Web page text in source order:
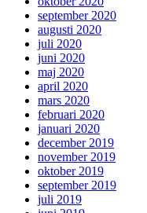
september 2020
augusti 2020
juli 2020
juni 2020
maj 2020
april 2020
mars 2020
februari 2020
januari 2020
december 2019
november 2019
oktober 2019
september 2019
juli 2019